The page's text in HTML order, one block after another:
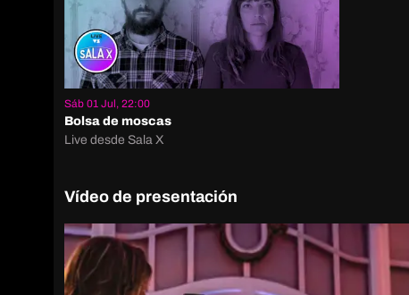
Sáb 01 Jul, 22:00
Bolsa de moscas
Live desde Sala X
Vídeo de presentación